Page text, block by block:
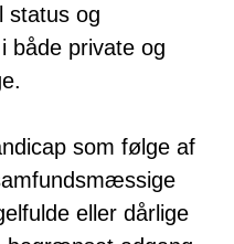
status og
både private og
som følge af
eller dårlige